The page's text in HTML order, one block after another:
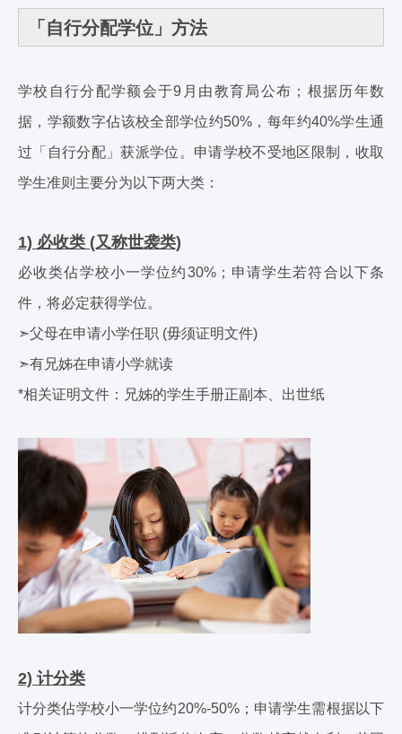
「自行分配学位」方法
学校自行分配学额会于9月由教育局公布；根据历年数
据，学额数字佔该校全部学位约50%，每年约40%学生通
过「自行分配」获派学位。申请学校不受地区限制，收取
学生准则主要分为以下两大类：
1) 必收类 (又称世袭类)
必收类佔学校小一学位约30%；申请学生若符合以下条
件，将必定获得学位。
➣父母在申请小学任职 (毋须证明文件)
➣有兄姊在申请小学就读
*相关证明文件： 兄姊的学生手册正副本、出世纸
2) 计分类
计分类佔学校小一学位约20%-50%；申请学生需根据以下